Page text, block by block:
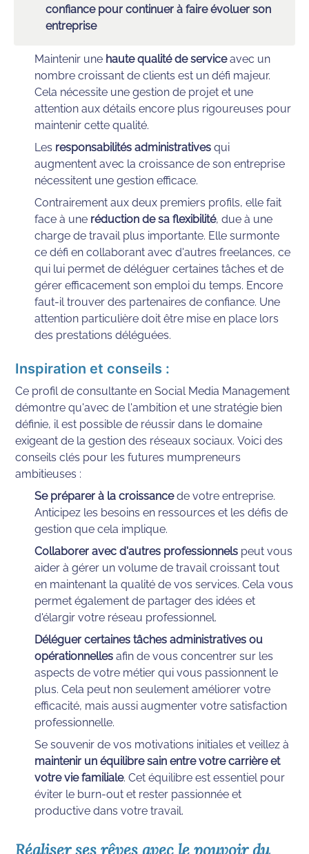
confiance pour continuer à faire évoluer son
entreprise
Maintenir une haute qualité de service avec un
nombre croissant de clients est un défi majeur.
Cela nécessite une gestion de projet et une
attention aux détails encore plus rigoureuses pour
maintenir cette qualité.
Les responsabilités administratives qui
augmentent avec la croissance de son entreprise
nécessitent une gestion efficace.
Contrairement aux deux premiers profils, elle fait
face à une réduction de sa flexibilité, due à une
charge de travail plus importante. Elle surmonte
ce défi en collaborant avec d'autres freelances, ce
qui lui permet de déléguer certaines tâches et de
gérer efficacement son emploi du temps. Encore
faut-il trouver des partenaires de confiance. Une
attention particulière doit être mise en place lors
des prestations déléguées.
Inspiration et conseils :
Ce profil de consultante en Social Media Management
démontre qu'avec de l'ambition et une stratégie bien
définie, il est possible de réussir dans le domaine
exigeant de la gestion des réseaux sociaux. Voici des
conseils clés pour les futures mumpreneurs
ambitieuses :
Se préparer à la croissance de votre entreprise.
Anticipez les besoins en ressources et les défis de
gestion que cela implique.
Collaborer avec d'autres professionnels peut vous
aider à gérer un volume de travail croissant tout
en maintenant la qualité de vos services. Cela vous
permet également de partager des idées et
d'élargir votre réseau professionnel.
Déléguer certaines tâches administratives ou
opérationnelles afin de vous concentrer sur les
aspects de votre métier qui vous passionnent le
plus. Cela peut non seulement améliorer votre
efficacité, mais aussi augmenter votre satisfaction
professionnelle.
maintenir un équilibre sain entre votre carrière et
votre vie familiale. Cet équilibre est essentiel pour
éviter le burn-out et rester passionnée et
productive dans votre travail.
Réaliser ses rêves avec le pouvoir du